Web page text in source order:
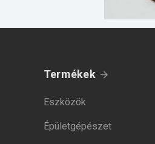
Termékek
Eszközök
Épületgépészet